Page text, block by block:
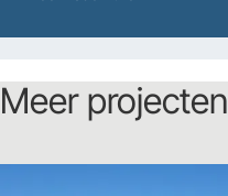
Meer projecten